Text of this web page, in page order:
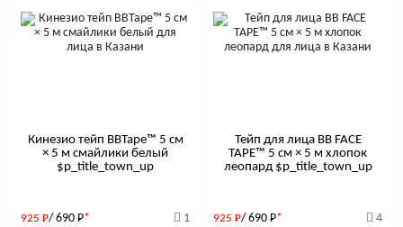
Кинезио тейп BBTape™ 5 см
× 5 м смайлики белый
$р_title_town_up
925 Р/ 690 Р* 1
Тейп для лица BB FACE
TAPE™ 5 см × 5 м хлопок
леопард $р_title_town_up
925 Р/ 690 Р* 4